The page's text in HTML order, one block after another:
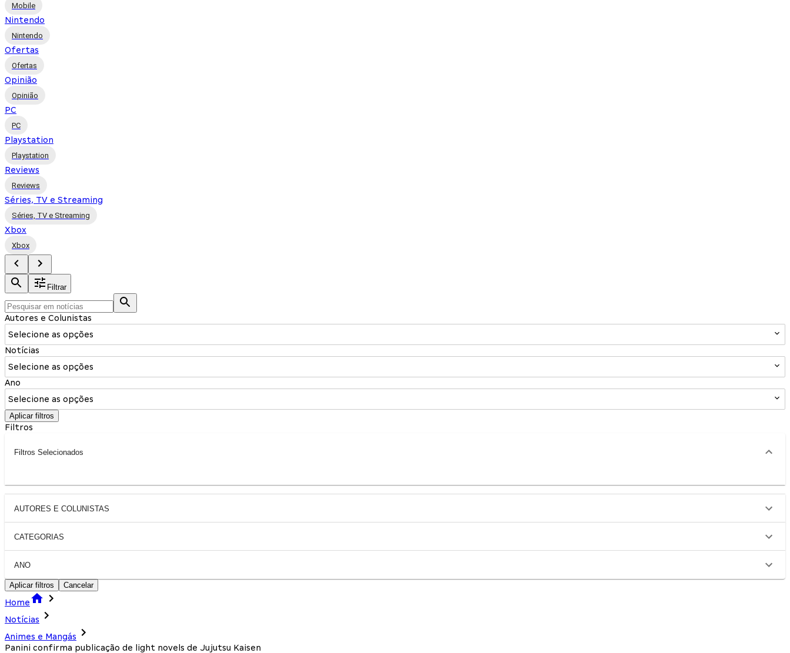
Mobile
Nintendo
Nintendo
Ofertas
Ofertas
Opinião
Opinião
PC
PC
Playstation
Playstation
Reviews
Reviews
Séries, TV e Streaming
Séries, TV e Streaming
Xbox
Xbox
Filtrar
Autores e Colunistas
Selecione as opções
Notícias
Selecione as opções
Ano
Selecione as opções
Aplicar filtros
Filtros
Filtros Selecionados
AUTORES E COLUNISTAS
CATEGORIAS
ANO
Aplicar filtros Cancelar
Home
Notícias
Animes e Mangás
Panini confirma publicação de light novels de Jujutsu Kaisen